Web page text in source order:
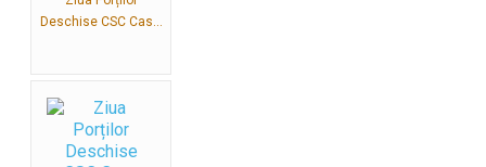
Deschise CSC Cas...